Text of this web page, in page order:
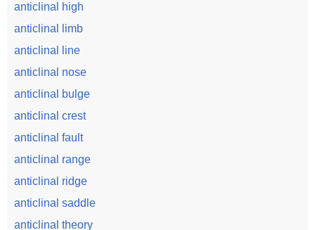
anticlinal high
anticlinal limb
anticlinal line
anticlinal nose
anticlinal bulge
anticlinal crest
anticlinal fault
anticlinal range
anticlinal ridge
anticlinal saddle
anticlinal theory